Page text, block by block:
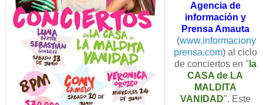
Agencia de
información y
Prensa Amauta
(www.informaciony
prensa.com) al ciclo
de conciertos en " la
CASA de LA
MALDITA
VANIDAD". Este